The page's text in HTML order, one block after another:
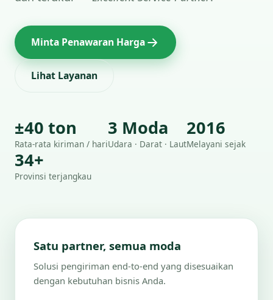
Minta Penawaran Harga
Lihat Layanan
±40 ton
Rata-rata kiriman / hari
3 Moda
Udara · Darat · Laut
2016
Melayani sejak
34+
Provinsi terjangkau
Satu partner, semua moda
Solusi pengiriman end-to-end yang disesuaikan
dengan kebutuhan bisnis Anda.